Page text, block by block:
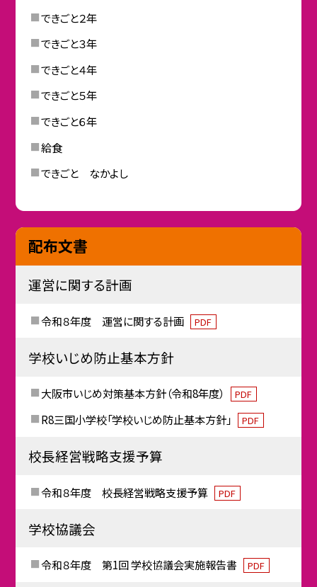
できごと２年
できごと３年
できごと４年
できごと５年
できごと６年
給食
できごと なかよし
配布文書
運営に関する計画
令和８年度 運営に関する計画 PDF
学校いじめ防止基本方針
大阪市いじめ対策基本方針（令和8年度） PDF
R8三国小学校「学校いじめ防止基本方針」 PDF
校長経営戦略支援予算
令和８年度 校長経営戦略支援予算 PDF
学校協議会
令和８年度 第1回 学校協議会実施報告書 PDF